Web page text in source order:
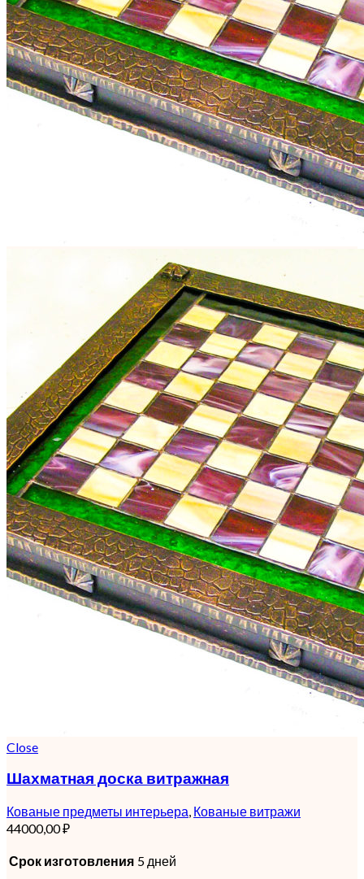
Close
Шахматная доска витражная
Кованые предметы интерьера, Кованые витражи
44000,00₽
Срок изготовления 5 дней